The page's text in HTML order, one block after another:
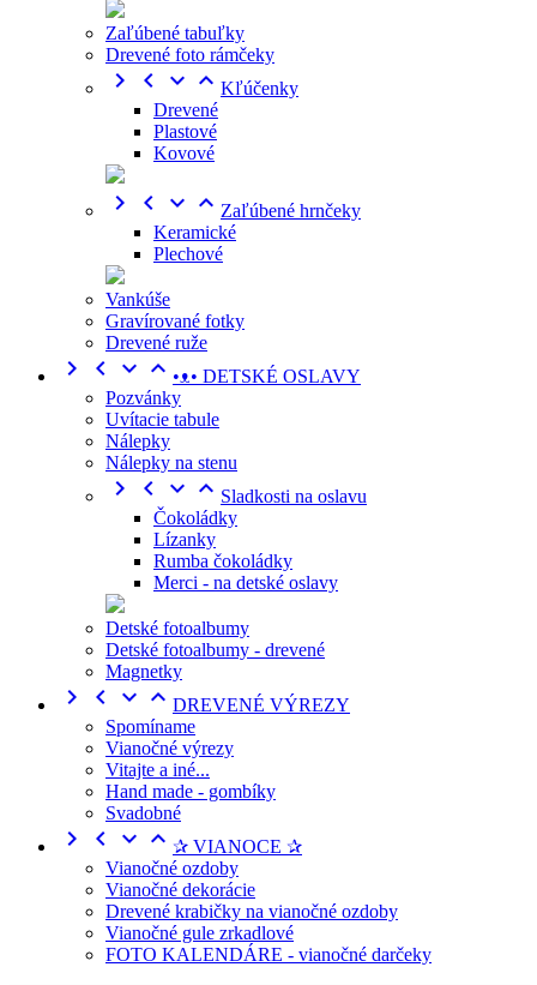
Zaľúbené tabuľky
Drevené foto rámčeky
    Kľúčenky
Drevené
Plastové
Kovové
    Zaľúbené hrnčeky
Keramické
Plechové
Vankúše
Gravírované fotky
Drevené ruže
    •ᴥ• DETSKÉ OSLAVY
Pozvánky
Uvítacie tabule
Nálepky
Nálepky na stenu
    Sladkosti na oslavu
Čokoládky
Lízanky
Rumba čokoládky
Merci - na detské oslavy
Detské fotoalbumy
Detské fotoalbumy - drevené
Magnetky
    DREVENÉ VÝREZY
Spomíname
Vianočné výrezy
Vitajte a iné...
Hand made - gombíky
Svadobné
    ✰ VIANOCE ✰
Vianočné ozdoby
Vianočné dekorácie
Drevené krabičky na vianočné ozdoby
Vianočné gule zrkadlové
FOTO KALENDÁRE - vianočné darčeky